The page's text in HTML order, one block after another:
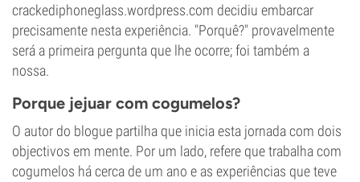
crackediphoneglass.wordpress.com decidiu embarcar
precisamente nesta experiência. "Porquê?" provavelmente
será a primeira pergunta que lhe ocorre; foi também a
nossa.
Porque jejuar com cogumelos?
O autor do blogue partilha que inicia esta jornada com dois
objectivos em mente. Por um lado, refere que trabalha com
cogumelos há cerca de um ano e as experiências que teve